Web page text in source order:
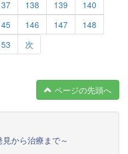
138 139
140
146 147
148
次
ページの先頭へ
から治療まで～